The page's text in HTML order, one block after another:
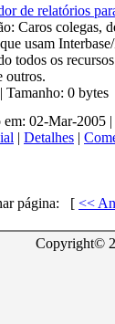
de relatórios
Caros colegas,
usam
todos os
outros.
Tamanho: 0 bytes
02-Mar-2005
| Detalhes |
página: [ <<
Copyright©